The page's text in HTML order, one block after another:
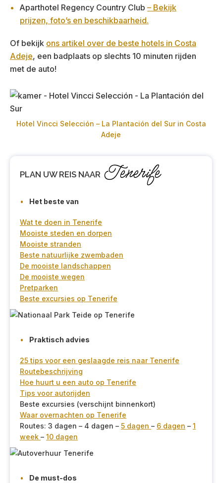
Aparthotel Regency Country Club – Bekijk
prijzen, foto’s en beschikbaarheid.
Of bekijk ons artikel over de beste hotels in Costa
Adeje, een badplaats op slechts 10 minuten rijden
met de auto!
Hotel Vincci Selección – La Plantación del Sur in Costa
Adeje
PLAN UW REIS NAAR Tenerife
Het beste van
Wat te doen in Tenerife
Mooiste steden en dorpen
Mooiste stranden
Beste natuurlijke zwembaden
De mooiste landschappen
De mooiste wegen
Pretparken
Beste excursies op Tenerife
Praktisch advies
25 tips voor een geslaagde reis naar Tenerife
Routebeschrijving
Hoe huurt u een auto op Tenerife
Tips voor autorijden
Beste excursies (verschijnt binnenkort)
Waar overnachten op Tenerife
Routes: 3 dagen – 4 dagen – 5 dagen – 6 dagen – 1
week – 10 dagen
De must-dos